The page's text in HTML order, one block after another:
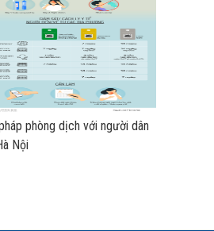
phòng dịch với người dân
Nội